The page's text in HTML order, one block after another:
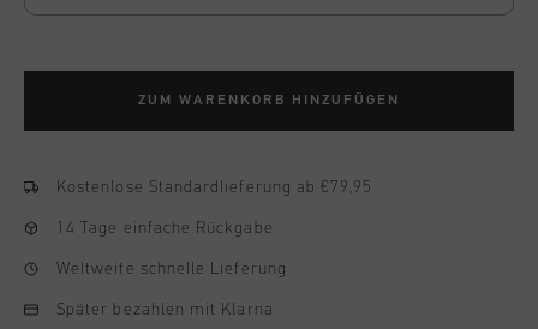
ZUM WARENKORB HINZUFÜGEN
Kostenlose Standardlieferung ab €79,95
14 Tage einfache Rückgabe
Weltweite schnelle Lieferung
Später bezahlen mit Klarna